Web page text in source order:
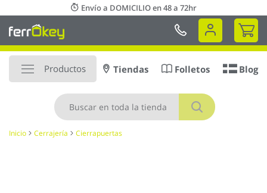
al
contenido
Envío a DOMICILIO en 48 a 72hr
Mi
Productos
Buscar
Tiendas Folletos Blog
Inicio Cerrajería Cierrapuertas